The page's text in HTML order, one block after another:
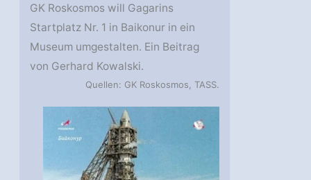
GK Roskosmos will Gagarins
Startplatz Nr. 1 in Baikonur in ein
Museum umgestalten. Ein Beitrag
von Gerhard Kowalski.
Quellen: GK Roskosmos, TASS.